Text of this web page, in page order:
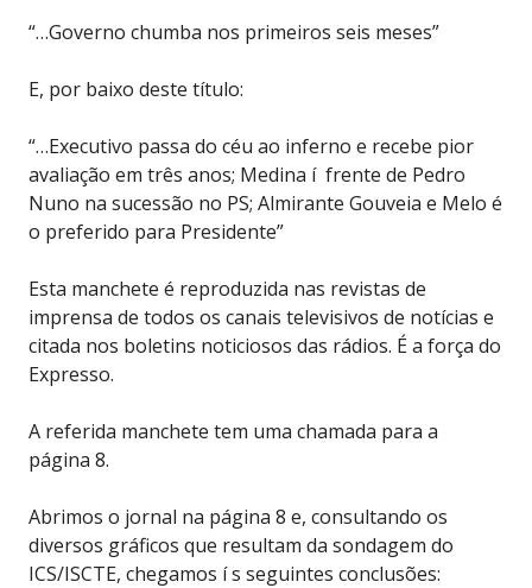
“…Governo chumba nos primeiros seis meses”
E, por baixo deste título:
“…Executivo passa do céu ao inferno e recebe pior
avaliação em três anos; Medina í frente de Pedro
Nuno na sucessão no PS; Almirante Gouveia e Melo é
o preferido para Presidente”
Esta manchete é reproduzida nas revistas de
imprensa de todos os canais televisivos de notícias e
citada nos boletins noticiosos das rádios. É a força do
Expresso.
A referida manchete tem uma chamada para a
página 8.
Abrimos o jornal na página 8 e, consultando os
diversos gráficos que resultam da sondagem do
ICS/ISCTE, chegamos í s seguintes conclusões: